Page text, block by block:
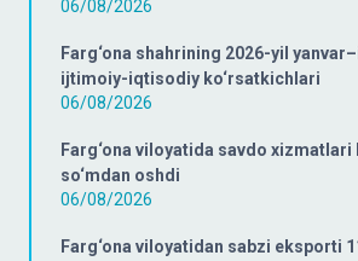
06/08/2026
Farg‘ona shahrining 2026-yil
ijtimoiy-iqtisodiy ko‘rsatkichlari
06/08/2026
Farg‘ona viloyatida savdo xizmatlari
so‘mdan oshdi
06/08/2026
Farg‘ona viloyatidan sabzi eksporti